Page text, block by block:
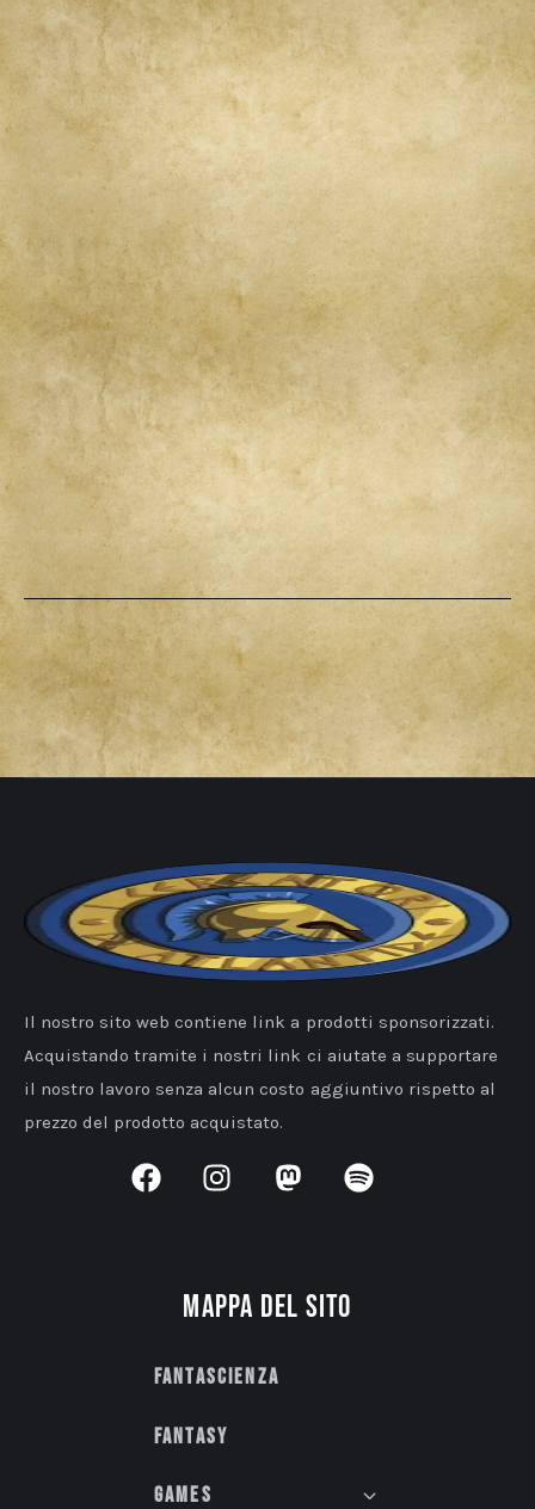
Il nostro sito web contiene link a prodotti sponsorizzati.
Acquistando tramite i nostri link ci aiutate a supportare
il nostro lavoro senza alcun costo aggiuntivo rispetto al
prezzo del prodotto acquistato.
Mappa del sito
Fantascienza
Fantasy
Games